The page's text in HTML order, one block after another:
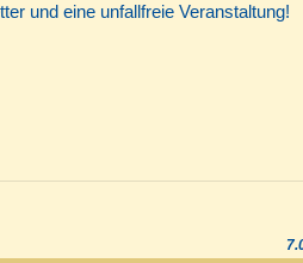
und eine unfallfreie Veranstaltung!